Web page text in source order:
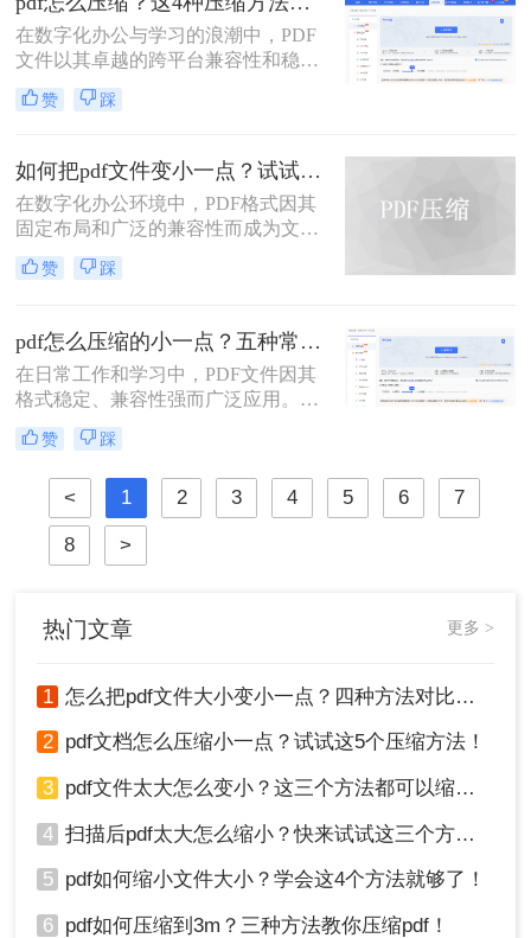
或严重影响网络传输与下载效率。因
此，掌握高效、可靠的pdf压缩技术，
对于提升个人与团队的工作效率至关
重要。那么如何压缩pdf文件大小呢？
本文将深入探讨多种主流且高效的
件到命令行技术与预处理技巧，为您
提供一个全面、详尽的解决方案库。
在数字化办公与学习的浪潮中，PDF
文件以其卓越的跨平台兼容性和稳定
的格式呈现，成为了我们日常工作、
学习和交流中不可或缺的载体。然
复杂排版的广泛应用，PDF文件的体
积也日益“臃肿”。一个几十兆甚至上
百兆的PDF文件，不仅占用宝贵的存
储空间，更在通过邮件发送、即时通
讯工具传输或上传至云盘时，变得异
常缓慢且不便。
赞 踩
如何把pdf文件变小一点？试试这两种简单有效的方法压缩大小
在数字化办公环境中，PDF格式因其
固定布局和广泛的兼容性而成为文档
分享的理想选择。然而，当PDF文件
包含大量图像或复杂排版时，其体积
处理带来不便。那么如何把pdf文件变
小一点呢？本文将介绍两种简单有效
的方法来压缩PDF文件大小，帮助您
节省空间并提高工作效率。
赞 踩
pdf怎么压缩的小一点？五种常用有效方法详解！
在日常工作和学习中，PDF文件因其
格式稳定、兼容性强而广泛应用。然
而，PDF文件体积过大时，会带来诸
多不便，例如传输速度慢、存储空间
占用多、邮件附件限制等。因此，掌
握压缩PDF文件的方法至关重要。那
么呢？本文将详细介绍多种常用且有
效的pdf压缩方法。通过遵循这些指
赞 踩
< 1 2 3 4 5 6 7
8 >
热门文章 更多 >
1 怎么把pdf文件大小变小一点？四种方法对比，一看就懂！
2 pdf文档怎么压缩小一点？试试这5个压缩方法！
3 pdf文件太大怎么变小？这三个方法都可以缩小！
4 扫描后pdf太大怎么缩小？快来试试这三个方法！
5 pdf如何缩小文件大小？学会这4个方法就够了！
6 pdf如何压缩到3m？三种方法教你压缩pdf！